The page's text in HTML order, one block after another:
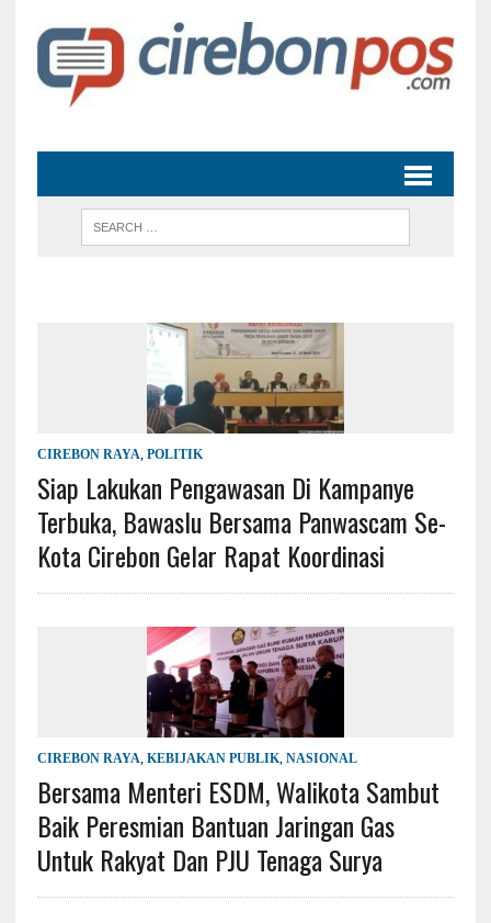
CIREBON RAYA POLITIK
Siap Lakukan Pengawasan Di Kampanye
Terbuka, Bawaslu Bersama Panwascam Se-
Kota Cirebon Gelar Rapat Koordinasi
CIREBON RAYA, KEBIJAKAN PUBLIK, NASIONAL
Bersama Menteri ESDM, Walikota Sambut
Baik Peresmian Bantuan Jaringan Gas
Untuk Rakyat Dan PJU Tenaga Surya